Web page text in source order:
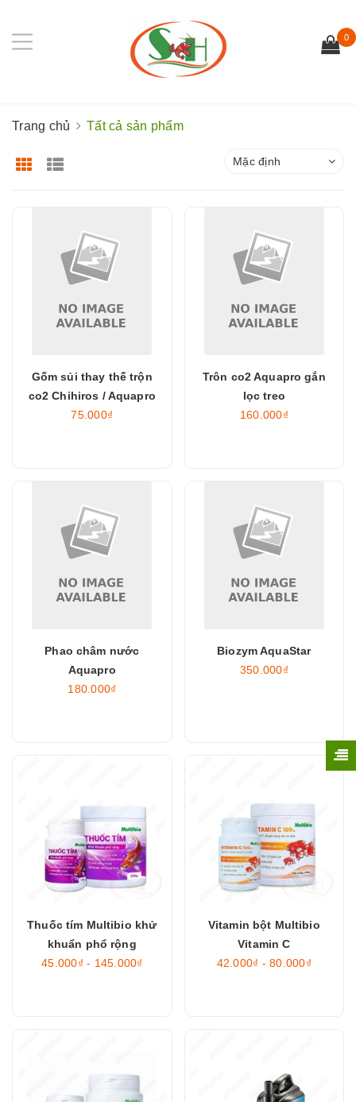
0
Trang chủ Tất cả sản phẩm
Mặc định
Gốm sủi thay thế trộn
co2 Chihiros / Aquapro
75.000₫
Trôn co2 Aquapro gắn
lọc treo
160.000₫
Phao châm nước
Aquapro
180.000₫
Biozym AquaStar
350.000₫
Thuốc tím Multibio khử
khuẩn phổ rộng
45.000₫ - 145.000₫
Vitamin bột Multibio
Vitamin C
42.000₫ - 80.000₫